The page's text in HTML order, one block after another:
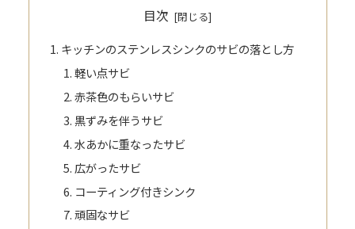
目次
キッチンのステンレスシンクのサビの落とし方
軽い点サビ
赤茶色のもらいサビ
黒ずみを伴うサビ
水あかに重なったサビ
広がったサビ
コーティング付きシンク
頑固なサビ